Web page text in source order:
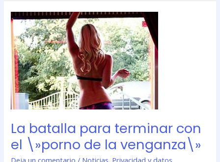
La batalla para terminar con
el \»porno de la venganza\»
La
batalla
para
terminar
con
el
\»porno
de
la